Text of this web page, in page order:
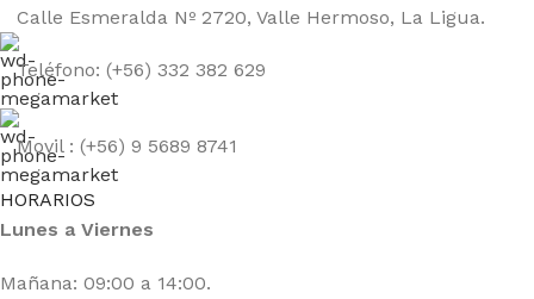
Calle Esmeralda Nº 2720, Valle Hermoso, La Ligua.
Teléfono: (+56) 332 382 629
Movil : (+56) 9 5689 8741
HORARIOS
Lunes a Viernes
Mañana: 09:00 a 14:00.